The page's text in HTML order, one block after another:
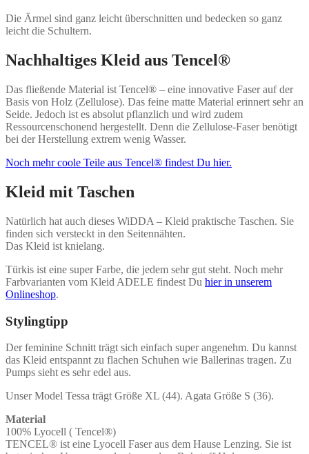
Die Ärmel sind ganz leicht überschnitten und bedecken so ganz
leicht die Schultern.
Nachhaltiges Kleid aus Tencel®
Das fließende Material ist Tencel® – eine innovative Faser auf der
Basis von Holz (Zellulose). Das feine matte Material erinnert sehr an
Seide. Jedoch ist es absolut pflanzlich und wird zudem
Ressourcenschonend hergestellt. Denn die Zellulose-Faser benötigt
bei der Herstellung extrem wenig Wasser.
Noch mehr coole Teile aus Tencel® findest Du hier.
Kleid mit Taschen
Natürlich hat auch dieses WiDDA – Kleid praktische Taschen. Sie
finden sich versteckt in den Seitennähten.
Das Kleid ist knielang.
Türkis ist eine super Farbe, die jedem sehr gut steht. Noch mehr
Farbvarianten vom Kleid ADELE findest Du hier in unserem
Onlineshop.
Stylingtipp
Der feminine Schnitt trägt sich einfach super angenehm. Du kannst
das Kleid entspannt zu flachen Schuhen wie Ballerinas tragen. Zu
Pumps sieht es sehr edel aus.
Unser Model Tessa trägt Größe XL (44). Agata Größe S (36).
Material
100% Lyocell ( Tencel®)
TENCEL® ist eine Lyocell Faser aus dem Hause Lenzing. Sie ist